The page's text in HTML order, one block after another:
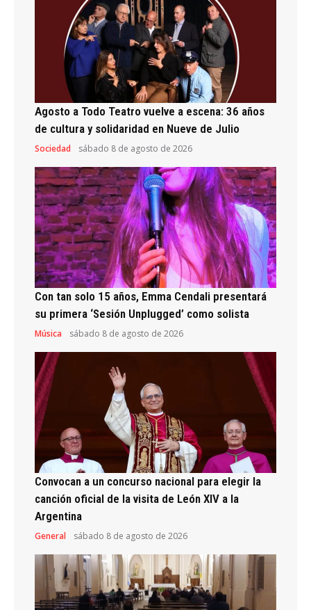
Agosto a Todo Teatro vuelve a escena: 36 años
de cultura y solidaridad en Nueve de Julio
Sociedad sábado 8 de agosto de 2026
Con tan solo 15 años, Emma Cendali presentará
su primera ‘Sesión Unplugged’ como solista
Música sábado 8 de agosto de 2026
Convocan a un concurso nacional para elegir la
canción oficial de la visita de León XIV a la
Argentina
General sábado 8 de agosto de 2026